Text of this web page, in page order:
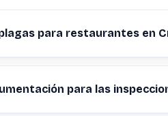
para restaurantes en
para las